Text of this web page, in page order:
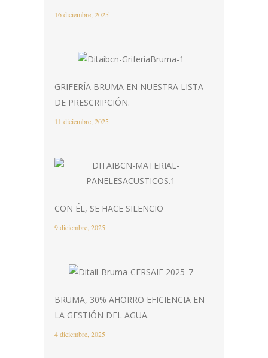
16 diciembre, 2025
GRIFERÍA BRUMA EN NUESTRA LISTA
DE PRESCRIPCIÓN.
11 diciembre, 2025
CON ÉL, SE HACE SILENCIO
9 diciembre, 2025
BRUMA, 30% AHORRO EFICIENCIA EN
LA GESTIÓN DEL AGUA.
4 diciembre, 2025